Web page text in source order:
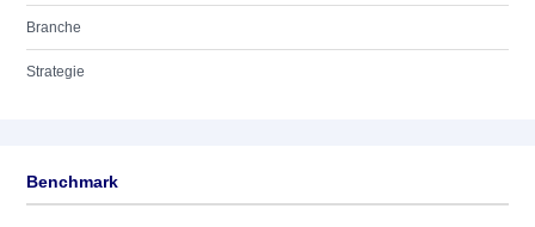
Branche
Strategie
Benchmark